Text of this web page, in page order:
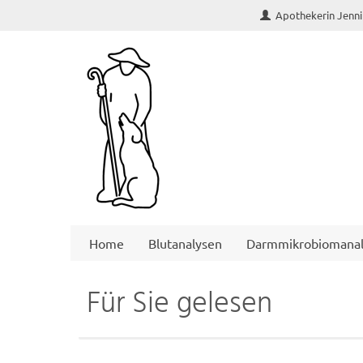
Apothekerin
Home Blutanalysen
Für Sie gelesen